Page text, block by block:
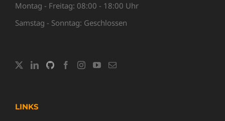
Montag - Freitag: 08:00 - 18:00 Uhr
Samstag - Sonntag: Geschlossen
LINKS